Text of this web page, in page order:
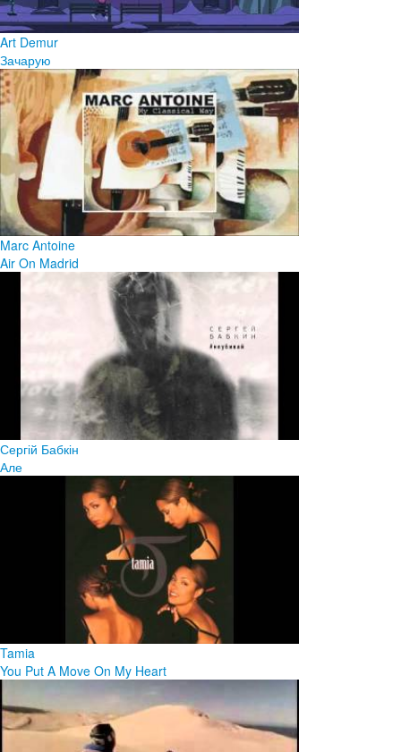
Art Demur
Зачарую
Marc Antoine
Air On Madrid
Сергій Бабкін
Але
Tamia
You Put A Move On My Heart